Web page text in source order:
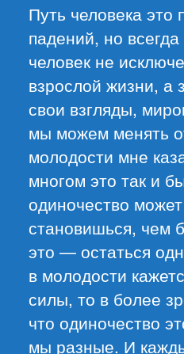
Путь человека это
падений, но
человек не
взрослой жизни, а
свои взгляды,
мы можем менять
молодости мне
многом это так и
одиночество
становишься, чем
это — остаться
в молодости
силы, то в более
что одиночество
мы разные. И